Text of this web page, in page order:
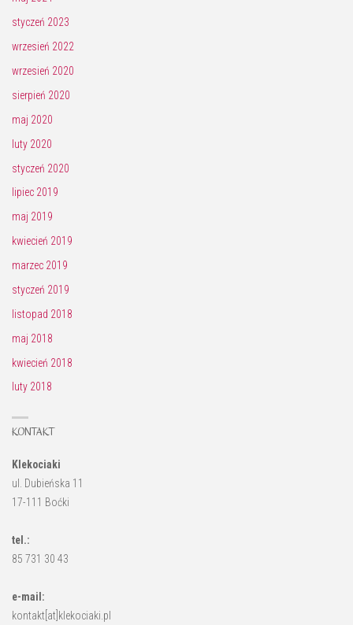
styczeń 2023
wrzesień 2022
wrzesień 2020
sierpień 2020
maj 2020
luty 2020
styczeń 2020
lipiec 2019
maj 2019
kwiecień 2019
marzec 2019
styczeń 2019
listopad 2018
maj 2018
kwiecień 2018
luty 2018
KONTAKT
Klekociaki
ul. Dubieńska 11
17-111 Boćki
tel.:
85 731 30 43
e-mail:
kontakt[at]klekociaki.pl